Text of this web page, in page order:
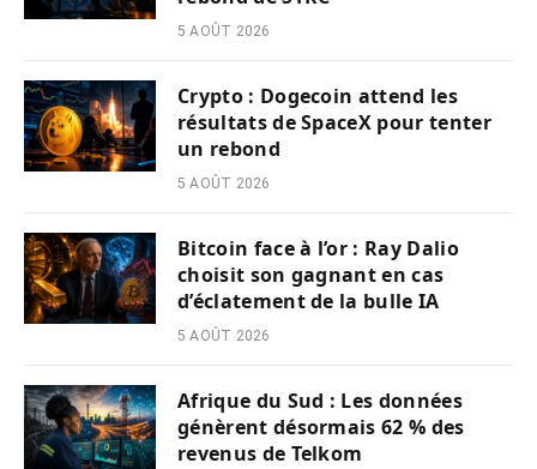
5 AOÛT 2026
Crypto : Dogecoin attend les
résultats de SpaceX pour tenter
un rebond
5 AOÛT 2026
Bitcoin face à l’or : Ray Dalio
choisit son gagnant en cas
d’éclatement de la bulle IA
5 AOÛT 2026
Afrique du Sud : Les données
génèrent désormais 62 % des
revenus de Telkom